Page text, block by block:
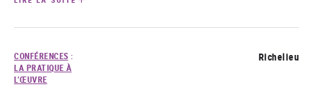
CONFÉRENCES :
LA PRATIQUE À
L’ŒUVRE
Richelieu